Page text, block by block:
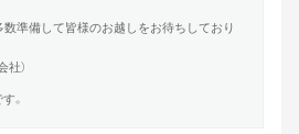
準備して皆様のお越しをお待ちしており
社）
。